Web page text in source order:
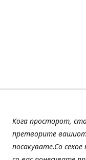
Кога просторот,
претворите
посакувате.Со